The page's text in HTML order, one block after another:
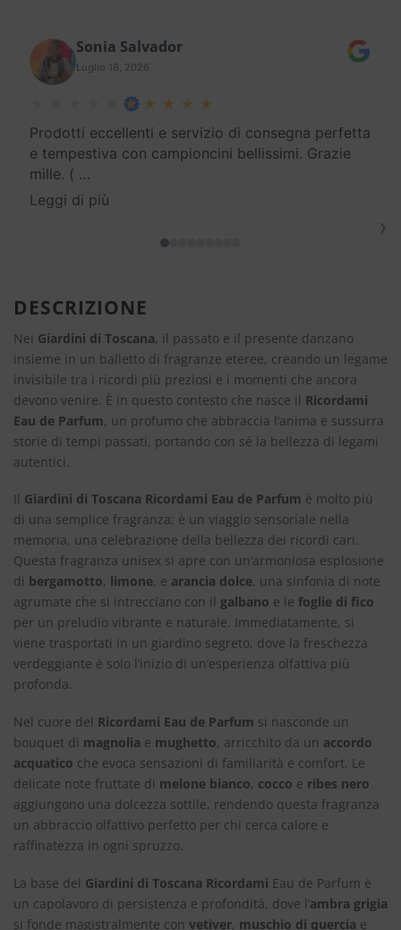
Sonia Salvador
Luglio 16, 2026
Prodotti eccellenti e servizio di consegna perfetta
e tempestiva con campioncini bellissimi. Grazie
mille. ( …
Leggi di più
›
DESCRIZIONE
Nei Giardini di Toscana, il passato e il presente danzano
insieme in un balletto di fragranze eteree, creando un legame
invisibile tra i ricordi più preziosi e i momenti che ancora
devono venire. È in questo contesto che nasce il Ricordami
Eau de Parfum, un profumo che abbraccia l’anima e sussurra
storie di tempi passati, portando con sé la bellezza di legami
autentici.
Il Giardini di Toscana Ricordami Eau de Parfum è molto più
di una semplice fragranza; è un viaggio sensoriale nella
memoria, una celebrazione della bellezza dei ricordi cari.
Questa fragranza unisex si apre con un’armoniosa esplosione
di bergamotto, limone, e arancia dolce, una sinfonia di note
agrumate che si intrecciano con il galbano e le foglie di fico
per un preludio vibrante e naturale. Immediatamente, si
viene trasportati in un giardino segreto, dove la freschezza
verdeggiante è solo l’inizio di un’esperienza olfattiva più
profonda.
Nel cuore del Ricordami Eau de Parfum si nasconde un
bouquet di magnolia e mughetto, arricchito da un accordo
acquatico che evoca sensazioni di familiarità e comfort. Le
delicate note fruttate di melone bianco, cocco e ribes nero
aggiungono una dolcezza sottile, rendendo questa fragranza
un abbraccio olfattivo perfetto per chi cerca calore e
raffinatezza in ogni spruzzo.
La base del Giardini di Toscana Ricordami Eau de Parfum è
un capolavoro di persistenza e profondità, dove l’ambra grigia
si fonde magistralmente con vetiver, muschio di quercia e